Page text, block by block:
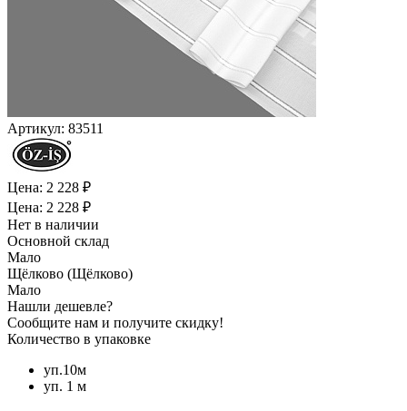
Артикул: 83511
Цена: 2 228 ₽
Цена: 2 228 ₽
Нет в наличии
Основной склад
Мало
Щёлково (Щёлково)
Мало
Нашли дешевле?
Сообщите нам и получите скидку!
Количество в упаковке
уп.10м
уп. 1 м